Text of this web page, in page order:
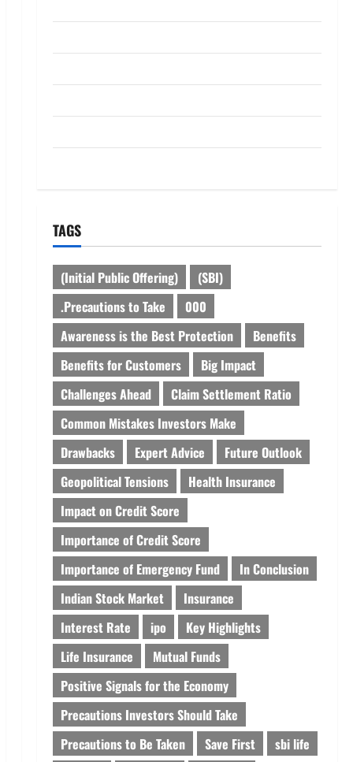
TAGS
(Initial Public Offering)
(SBI)
.Precautions to Take
000
Awareness is the Best Protection
Benefits
Benefits for Customers
Big Impact
Challenges Ahead
Claim Settlement Ratio
Common Mistakes Investors Make
Drawbacks
Expert Advice
Future Outlook
Geopolitical Tensions
Health Insurance
Impact on Credit Score
Importance of Credit Score
Importance of Emergency Fund
In Conclusion
Indian Stock Market
Insurance
Interest Rate
ipo
Key Highlights
Life Insurance
Mutual Funds
Positive Signals for the Economy
Precautions Investors Should Take
Precautions to Be Taken
Save First
sbi life